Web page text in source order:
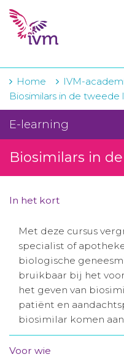
VMI
IVM-academie
Zorginstellingen
Voorschrijfgedrag
Projecten
Contact
Winkelwagentje
Aanmelden
Home IVM-
Biosimilars in de tweede
E-learning
Biosimilars in
In het kort
Met deze cursus
specialist of
biologische
bruikbaar bij het
het geven van
patiënt en
biosimilar komen
Voor wie